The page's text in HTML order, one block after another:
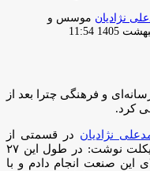
موسس و
و فرهنگی چترا بعد از
نژادیان در قسمتی از
یادداشت خود به فعالان صنعت موتورسیکلت نوشت: در طول این ۲۷
این صنعت انجام دادم و با